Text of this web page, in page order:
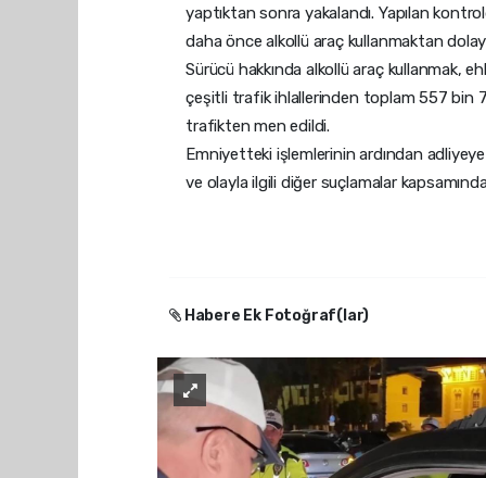
yaptıktan sonra yakalandı. Yapılan
daha önce alkollü araç kullanmaktan
Sürücü hakkında alkollü araç kullanmak,
çeşitli trafik ihlallerinden toplam 557 bin
trafikten men edildi.
Emniyetteki işlemlerinin ardından
ve olayla ilgili diğer suçlamalar
Habere Ek Fotoğraf(lar)